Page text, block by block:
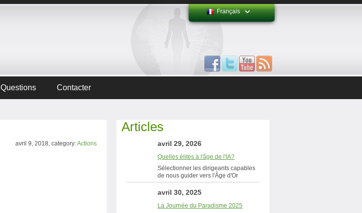
Français
Questions Contacter
avril 9, 2018, category:Actions
Articles
avril 29, 2026
Quelles élites à l'âge de l'IA?
Sélectionner les dirigeants capables
de nous guider vers l'Âge d'Or
avril 30, 2025
La Journée du Paradisme 2025